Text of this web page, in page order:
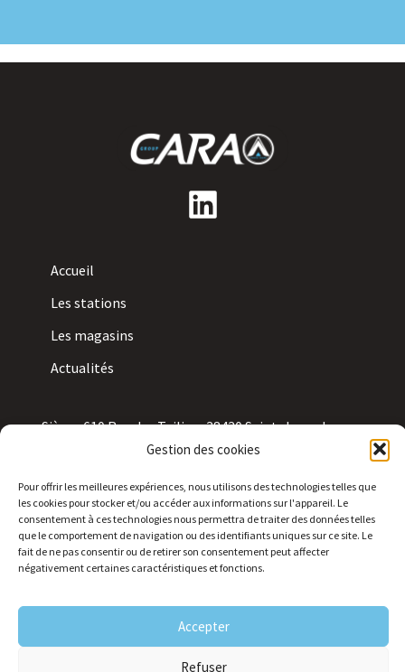
Gestion des cookies
Pour offrir les meilleures expériences, nous utilisons des technologies telles que
les cookies pour stocker et/ou accéder aux informations sur l'appareil. Le
consentement à ces technologies nous permettra de traiter des données telles
que le comportement de navigation ou des identifiants uniques sur ce site. Le
fait de ne pas consentir ou de retirer son consentement peut affecter
négativement certaines caractéristiques et fonctions.
Accepter
Refuser
Accueil
Les stations
Les magasins
Actualités
Siège : 610 Rue des Tuiliers 38430 Saint-Jean-de-
Bureau : 24 rue Paul Doumer 15000 Aurillac
04 71 43 26 16